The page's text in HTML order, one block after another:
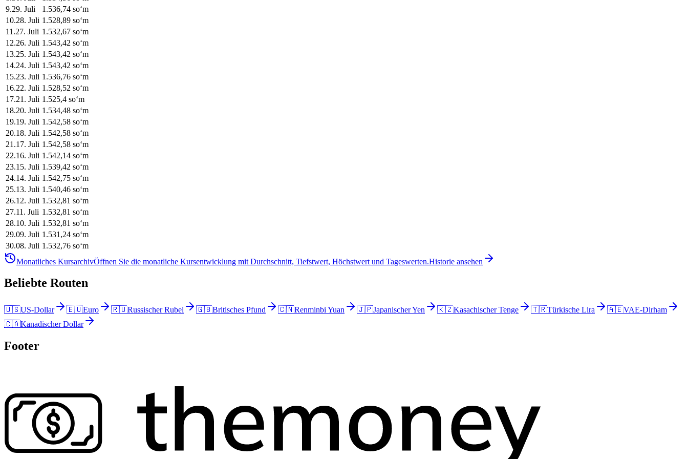
9.29. Juli 1.536,74 soʻm
10.28. Juli 1.528,89 soʻm
11 .27. Juli 1.532,67 soʻm
12.26. Juli 1.543,42 soʻm
13.25. Juli 1.543,42 soʻm
14.24. Juli 1.543,42 soʻm
15.23. Juli 1.536,76 soʻm
16.22. Juli 1.528,52 soʻm
17.21. Juli 1.525,4 soʻm
18.20. Juli 1.534,48 soʻm
19.19. Juli 1.542,58 soʻm
20.18. Juli 1.542,58 soʻm
21 .17. Juli 1.542,58 soʻm
22.16. Juli 1.542,14 soʻm
23.15. Juli 1.539,42 soʻm
24.14. Juli 1.542,75 soʻm
25.13. Juli 1.540,46 soʻm
26.12. Juli 1.532,81 soʻm
27.11. Juli 1.532,81 soʻm
28.10. Juli 1.532,81 soʻm
29.09. Juli 1.531,24 soʻm
30.08. Juli 1.532,76 soʻm
Monatliches KursarchivÖffnen Sie die monatliche Kursentwicklung mit Durchschnitt, Tiefstwert, Höchstwert und Tageswerten.Historie ansehen
Beliebte Routen
🇺🇸US-Dollar 🇪🇺Euro 🇷🇺Russischer Rubel 🇬🇧Britisches Pfund 🇨🇳Renminbi Yuan 🇯🇵Japanischer Yen 🇰🇿Kasachischer Tenge 🇹🇷Türkische Lira 🇦🇪VAE-Dirham
🇨🇦Kanadischer Dollar
Footer